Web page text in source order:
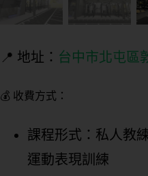
📍 地址： 台中市北屯區
💰 收費方式：
課程形式：私人教
運動表現訓練